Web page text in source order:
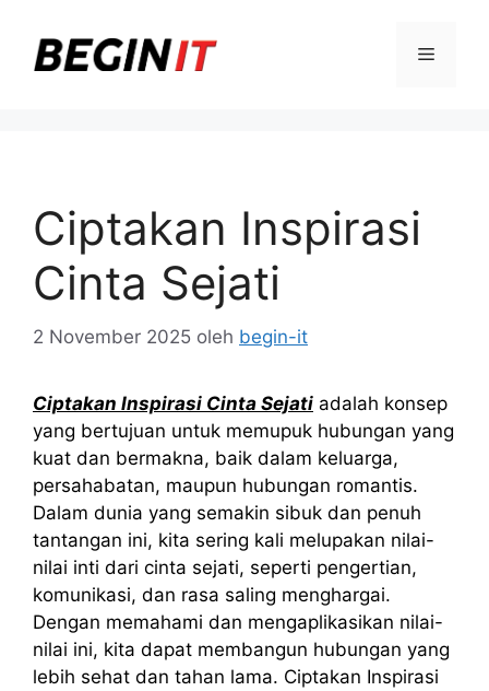
Menu
Ciptakan Inspirasi
Cinta Sejati
2 November 2025 oleh begin-it
Ciptakan Inspirasi Cinta Sejati adalah konsep
yang bertujuan untuk memupuk hubungan yang
kuat dan bermakna, baik dalam keluarga,
persahabatan, maupun hubungan romantis.
Dalam dunia yang semakin sibuk dan penuh
tantangan ini, kita sering kali melupakan nilai-
nilai inti dari cinta sejati, seperti pengertian,
komunikasi, dan rasa saling menghargai.
Dengan memahami dan mengaplikasikan nilai-
nilai ini, kita dapat membangun hubungan yang
lebih sehat dan tahan lama. Ciptakan Inspirasi